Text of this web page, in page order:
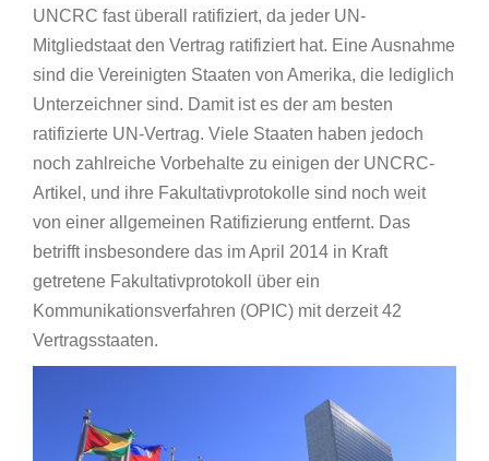
UNCRC fast überall ratifiziert, da jeder UN-
Mitgliedstaat den Vertrag ratifiziert hat. Eine Ausnahme
sind die Vereinigten Staaten von Amerika, die lediglich
Unterzeichner sind. Damit ist es der am besten
ratifizierte UN-Vertrag. Viele Staaten haben jedoch
noch zahlreiche Vorbehalte zu einigen der UNCRC-
Artikel, und ihre Fakultativprotokolle sind noch weit
von einer allgemeinen Ratifizierung entfernt. Das
betrifft insbesondere das im April 2014 in Kraft
getretene Fakultativprotokoll über ein
Kommunikationsverfahren (OPIC) mit derzeit 42
Vertragsstaaten.